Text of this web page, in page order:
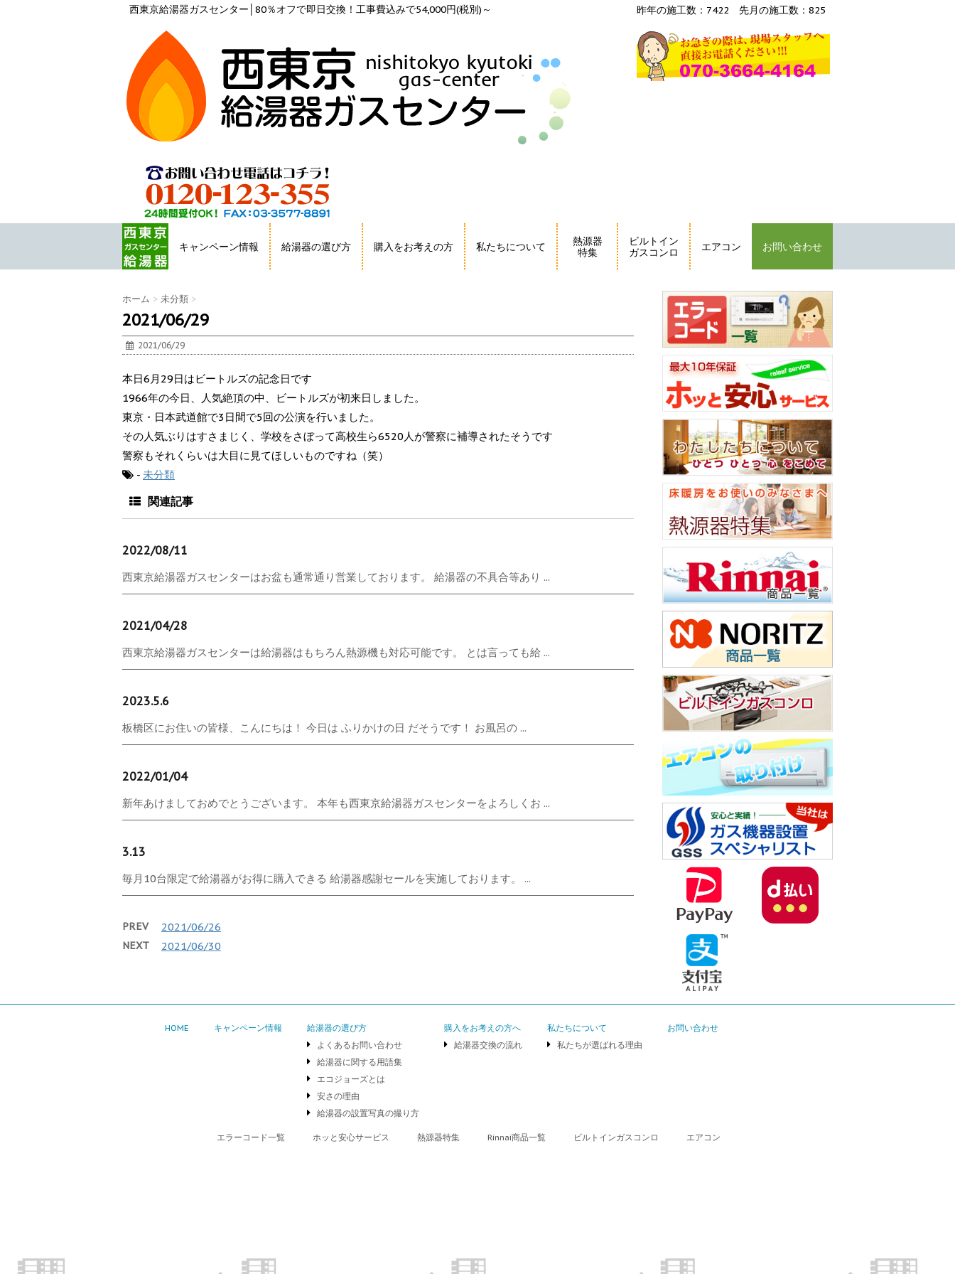
西東京給湯器ガスセンター│80％オフで即日交換！工事費込みで54,000円(税別)～ 昨年の施工数：7422 先月の施工数：825
キャンペーン情報 給湯器の選び方 購入をお考えの方 私たちについて
熱源器
特集
ビルトイン
ガスコンロ
エアコン お問い合わせ
ホーム > 未分類 >
2021/06/29
2021/06/29
本日6月29日はビートルズの記念日です
1966年の今日、人気絶頂の中、ビートルズが初来日しました。
東京・日本武道館で3日間で5回の公演を行いました。
その人気ぶりはすさまじく、学校をさぼって高校生ら6520人が警察に補導されたそうです
警察もそれくらいは大目に見てほしいものですね（笑）
- 未分類
関連記事
2022/08/11
西東京給湯器ガスセンターはお盆も通常通り営業しております。 給湯器の不具合等あり ...
2021/04/28
西東京給湯器ガスセンターは給湯器はもちろん熱源機も対応可能です。 とは言っても給 ...
2023.5.6
板橋区にお住いの皆様、こんにちは！ 今日は ふりかけの日 だそうです！ お風呂の ...
2022/01/04
新年あけましておめでとうございます。 本年も西東京給湯器ガスセンターをよろしくお ...
3.13
毎月10台限定で給湯器がお得に購入できる 給湯器感謝セールを実施しております。 ...
PREV 2021/06/26
NEXT 2021/06/30
HOME キャンペーン情報
給湯器の選び方
よくあるお問い合わせ
給湯器に関する用語集
エコジョーズとは
安さの理由
給湯器の設置写真の撮り方
購入をお考えの方へ
給湯器交換の流れ
私たちについて
私たちが選ばれる理由
お問い合わせ
エラーコード一覧 ホッと安心サービス 熱源器特集 Rinnai商品一覧 ビルトインガスコンロ エアコン